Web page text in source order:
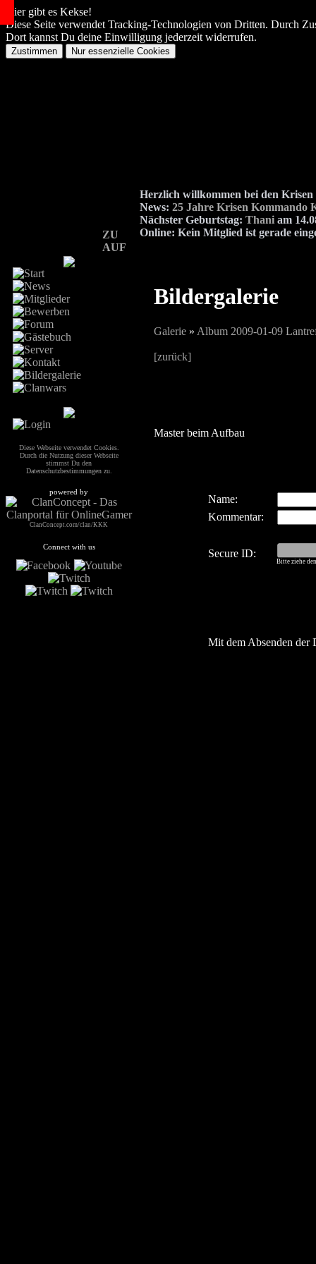
Hier gibt es Kekse!
Diese Seite verwendet Tracking-Technologien von Dritten. Durch
Dort kannst Du deine Einwilligung jederzeit widerrufen.
ZU
AUF
Herzlich willkommen bei den
News: 25 Jahre Krisen Kommando
Nächster Geburtstag: Thani am
Online: Kein Mitglied ist gerade
Diese Webseite verwendet Cookies.
Durch die Nutzung dieser Webseite
stimmst Du den
Datenschutzbestimmungen zu.
powered by
ClanConcept.com/clan/KKK
Connect with us
Bildergalerie
Galerie » Album 2009-01-09
[zurück]
Master beim Aufbau
Name:
Kommentar:
Secure ID:
Bitte ziehe
Mit dem Absenden der